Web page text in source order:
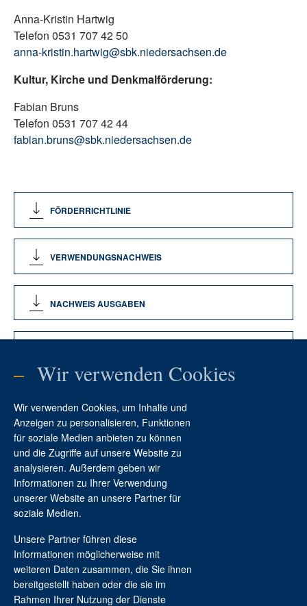
– Wir verwenden Cookies
Wir verwenden Cookies, um Inhalte und
Anzeigen zu personalisieren, Funktionen
für soziale Medien anbieten zu können
und die Zugriffe auf unsere Website zu
analysieren. Außerdem geben wir
Informationen zu Ihrer Verwendung
unserer Website an unsere Partner für
soziale Medien.
Unsere Partner führen diese
Informationen möglicherweise mit
weiteren Daten zusammen, die Sie ihnen
bereitgestellt haben oder die sie im
Rahmen Ihrer Nutzung der Dienste
Anna-Kristin Hartwig
Telefon 0531 707 42 50
anna-kristin.hartwig@sbk.niedersachsen.de
Kultur, Kirche und Denkmalförderung:
Fabian Bruns
Telefon 0531 707 42 44
fabian.bruns@sbk.niedersachsen.de
FÖRDERRICHTLINIE
VERWENDUNGSNACHWEIS
NACHWEIS AUSGABEN
Kontakt